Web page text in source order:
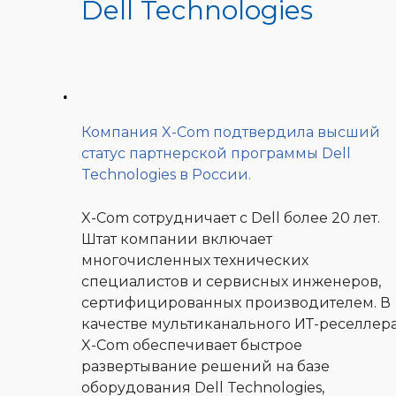
Dell Technologies
Компания X-Com подтвердила высший
статус партнерской программы Dell
Technologies в России.
X-Com сотрудничает с Dell более 20 лет.
Штат компании включает
многочисленных технических
специалистов и сервисных инженеров,
сертифицированных производителем. В
качестве мультиканального ИТ-
X-Com обеспечивает быстрое
развертывание решений на базе
оборудования Dell Technologies,